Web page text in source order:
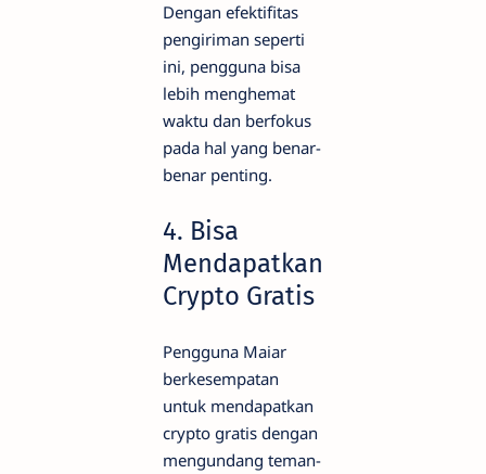
Dengan efektifitas
pengiriman seperti
ini, pengguna bisa
lebih menghemat
waktu dan berfokus
pada hal yang benar-
benar penting.
4. Bisa
Mendapatkan
Crypto Gratis
Pengguna Maiar
berkesempatan
untuk mendapatkan
crypto gratis dengan
mengundang teman-